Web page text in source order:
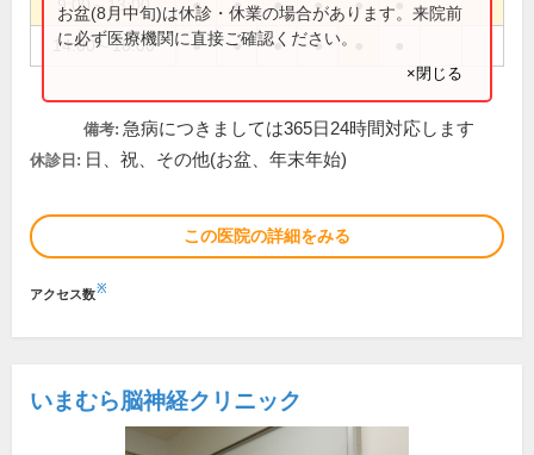
9:00～13:00 ● ● ● ● ●
14:00～18:00 ● ● ● ●
お盆(8月中旬)は休診・休業の場合があります。来院前
に必ず医療機関に直接ご確認ください。
×閉じる
備考: 急病につきましては365日24時間対応します
休診日: 日、祝、その他(お盆、年末年始)
この医院の詳細をみる
アクセス数※
いまむら脳神経クリニック